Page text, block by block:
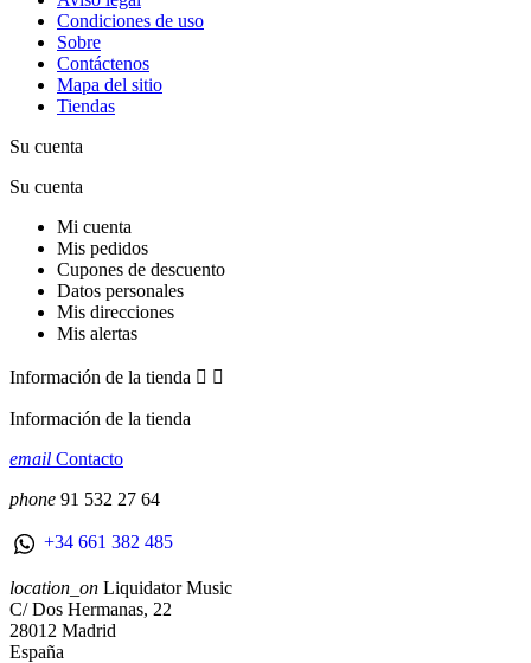
Condiciones de uso
Sobre
Contáctenos
Mapa del sitio
Tiendas
Su cuenta
Su cuenta
Mi cuenta
Mis pedidos
Cupones de descuento
Datos personales
Mis direcciones
Mis alertas
Información de la tienda  
Información de la tienda
email Contacto
phone 91 532 27 64
+34 661 382 485
location_on Liquidator Music
C/ Dos Hermanas, 22
28012 Madrid
España